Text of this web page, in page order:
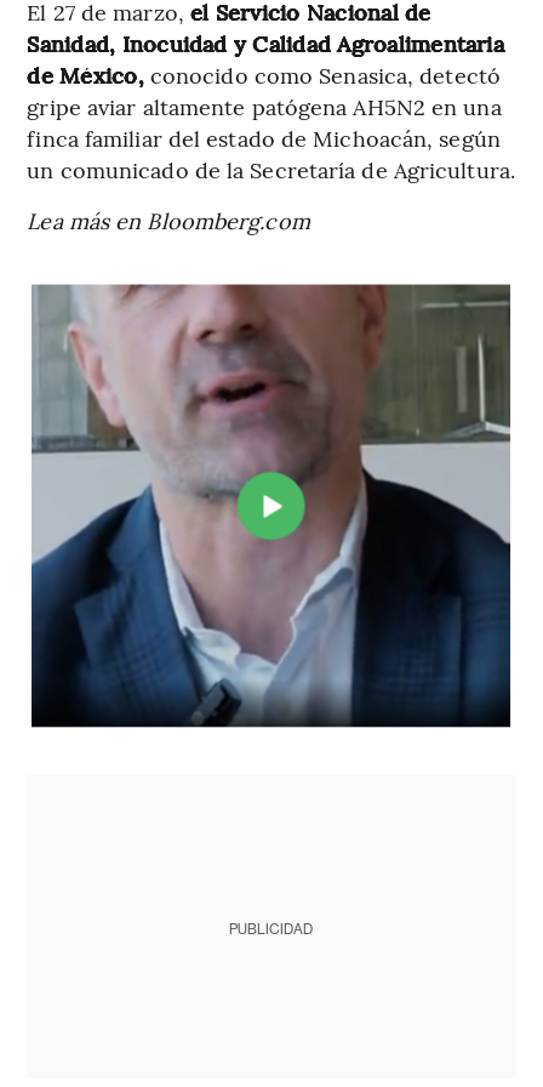
El 27 de marzo, el Servicio Nacional de
Sanidad, Inocuidad y Calidad Agroalimentaria
de México,conocido como Senasica, detectó
gripe aviar altamente patógena AH5N2 en una
finca familiar del estado de Michoacán, según
un comunicado de la Secretaría de Agricultura.
Lea más en Bloomberg.com
PUBLICIDAD